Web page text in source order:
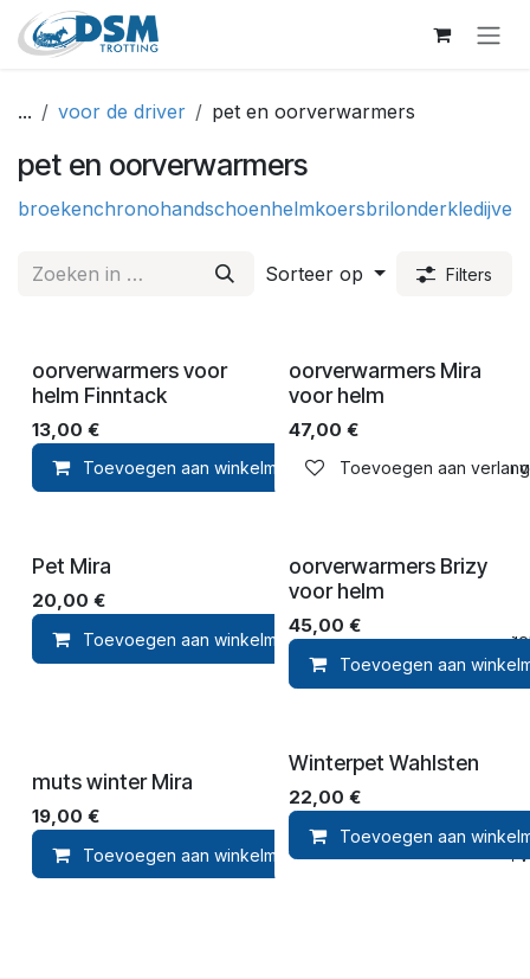
Overslaan naar inhoud
... voor de driver pet en oorverwarmers
pet en oorverwarmers
broekenchronohandschoenhelmkoersbrilonderkledij
Sorteer op Filters
oorverwarmers voor
helm Finntack
13,00 €
Toevoegen aan winkelmandje Toevoegen aan
oorverwarmers Mira
voor helm
47,00 €
Toevoegen aan
Pet Mira
20,00 €
Toevoegen aan winkelmandje
oorverwarmers Brizy
voor helm
45,00 €
Toevoegen aan
muts winter Mira
19,00 €
Toevoegen aan winkelmandje Toevoegen aan
Winterpet Wahlsten
22,00 €
Toevoegen aan